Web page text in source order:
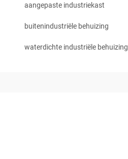
aangepaste industriekast
buitenindustriële behuizing
waterdichte industriële behuizing